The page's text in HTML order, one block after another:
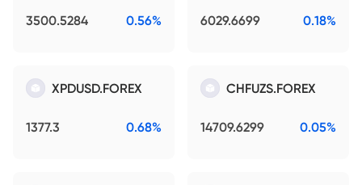
3500.5284 0.56% 6029.6699 0.18%
XPDUSD.FOREX
1377.3 0.68%
CHFUZS.FOREX
14709.6299 0.05%